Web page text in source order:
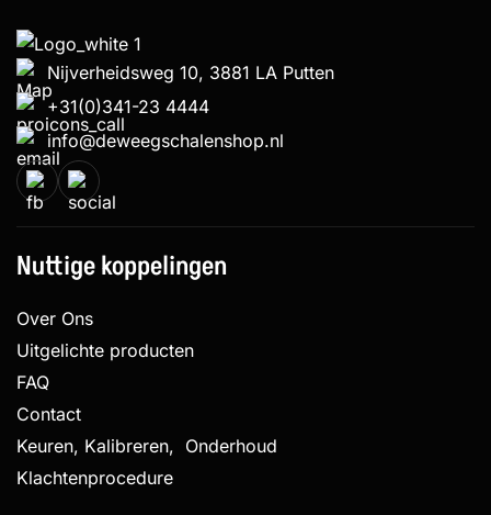
Nijverheidsweg 10, 3881 LA Putten
+31(0)341-23 4444
info@deweegschalenshop.nl
Nuttige koppelingen
Over Ons
Uitgelichte producten
FAQ
Contact
Keuren, Kalibreren, Onderhoud
Klachtenprocedure